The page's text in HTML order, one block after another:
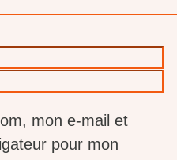
mon e-mail et
pour mon